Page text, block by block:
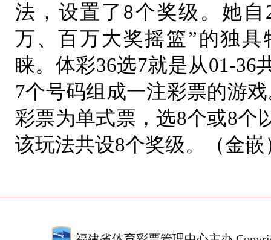
法，设置了8个奖级。她自
万、百万大奖摇篮”的独
睐。体彩36选7就是从01-36
7个号码组成一注彩票的游
彩票为单式票，选8个或8个
该玩法共设8个奖级。（金嵌